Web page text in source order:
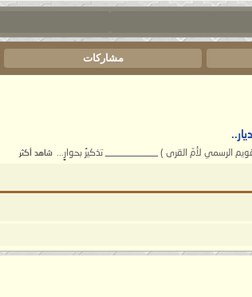
مشاركات
شاهد أكثر